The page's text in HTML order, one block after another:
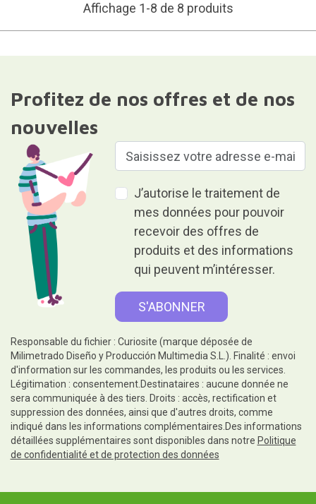
Affichage 1-8 de 8 produits
Profitez de nos offres et de nos
nouvelles
J’autorise le traitement de
mes données pour pouvoir
recevoir des offres de
produits et des informations
qui peuvent m’intéresser.
Responsable du fichier : Curiosite (marque déposée de
Milimetrado Diseño y Producción Multimedia S.L.). Finalité : envoi
d'information sur les commandes, les produits ou les services.
Légitimation : consentement.Destinataires : aucune donnée ne
sera communiquée à des tiers. Droits : accès, rectification et
suppression des données, ainsi que d'autres droits, comme
indiqué dans les informations complémentaires.Des informations
détaillées supplémentaires sont disponibles dans notre Politique
de confidentialité et de protection des données